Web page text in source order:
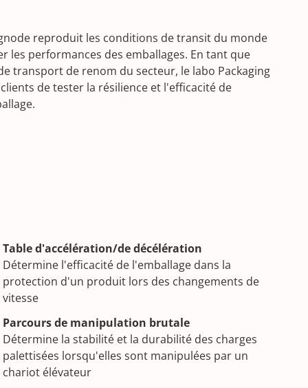
reproduit les conditions de transit du monde
les performances des emballages. En tant que
transport de renom du secteur, le labo Packaging
de tester la résilience et l'efficacité de
Table d'accélération/de décélération
Détermine l'efficacité de l'emballage dans la
protection d'un produit lors des changements de
vitesse
Parcours de manipulation brutale
Détermine la stabilité et la durabilité des charges
palettisées lorsqu'elles sont manipulées par un
chariot élévateur